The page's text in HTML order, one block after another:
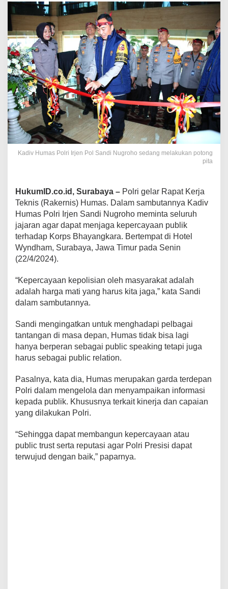
Mati!!
Kadiv Humas Polri Irjen Pol Sandi Nugroho sedang melakukan potong
pita
HukumID.co.id, Surabaya – Polri gelar Rapat Kerja
Teknis (Rakernis) Humas. Dalam sambutannya Kadiv
Humas Polri Irjen Sandi Nugroho meminta seluruh
jajaran agar dapat menjaga kepercayaan publik
terhadap Korps Bhayangkara. Bertempat di Hotel
Wyndham, Surabaya, Jawa Timur pada Senin
(22/4/2024).
“Kepercayaan kepolisian oleh masyarakat adalah
adalah harga mati yang harus kita jaga,” kata Sandi
dalam sambutannya.
Sandi mengingatkan untuk menghadapi pelbagai
tantangan di masa depan, Humas tidak bisa lagi
hanya berperan sebagai public speaking tetapi juga
harus sebagai public relation.
Pasalnya, kata dia, Humas merupakan garda terdepan
Polri dalam mengelola dan menyampaikan informasi
kepada publik. Khususnya terkait kinerja dan capaian
yang dilakukan Polri.
“Sehingga dapat membangun kepercayaan atau
public trust serta reputasi agar Polri Presisi dapat
terwujud dengan baik,” paparnya.